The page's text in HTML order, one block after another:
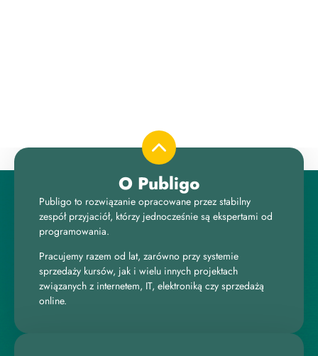
O Publigo
Publigo to rozwiązanie opracowane przez stabilny
zespół przyjaciół, którzy jednocześnie są ekspertami od
programowania.
Pracujemy razem od lat, zarówno przy systemie
sprzedaży kursów, jak i wielu innych projektach
związanych z internetem, IT, elektroniką czy sprzedażą
online.